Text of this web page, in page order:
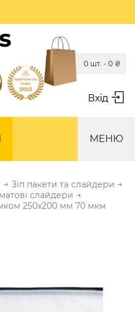
Вхід
0 шт. - 0 ₴
МЕНЮ
→ Зіп пакети та слайдери →
матові слайдери →
250х200 мм 70 мкм